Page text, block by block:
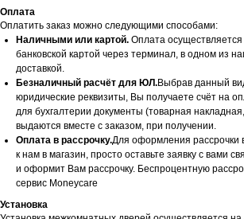
Оплата
Оплатить заказ можно следующими способами:
Наличными или картой. Оплата
банковской картой через терминал, в одном из
доставкой.
Безналичный расчёт для ЮЛ.Выбрав данный
юридические реквизиты, Вы получаете счёт на
для бухгалтерии документы (товарная
выдаются вместе с заказом, при получении.
Оплата в рассрочку.Для оформления рассрочки
к нам в магазин, просто оставьте заявку с вами
и оформит Вам рассрочку. Беспроцентную
сервис Moneycare
Установка